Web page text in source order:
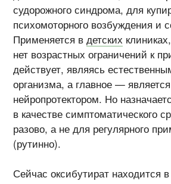
судорожного синдрома, для
психомоторного возбуждения и
Применяется в детских
нет возрастных ограничений к
действует, являясь
организма, а главное — является
нейропротектором. Но
в качестве симптоматического
разово, а не для регулярного
(рутинно).
Сейчас оксибутират находится